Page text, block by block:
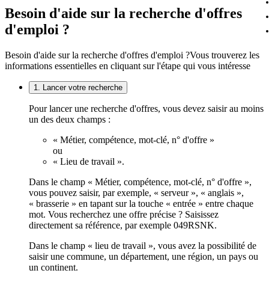
Besoin d'aide sur la recherche d'offres
d'emploi ?
Besoin d'aide sur la recherche d'offres d'emploi ?Vous trouverez les
informations essentielles en cliquant sur l'étape qui vous intéresse
1. Lancer votre recherche
Pour lancer une recherche d'offres, vous devez saisir au moins
un des deux champs :
« Métier, compétence, mot-clé, n° d'offre »
ou
« Lieu de travail ».
Dans le champ « Métier, compétence, mot-clé, n° d'offre »,
vous pouvez saisir, par exemple, « serveur », « anglais »,
« brasserie » en tapant sur la touche « entrée » entre chaque
mot. Vous recherchez une offre précise ? Saisissez
directement sa référence, par exemple 049RSNK.
Dans le champ « lieu de travail », vous avez la possibilité de
saisir une commune, un département, une région, un pays ou
un continent.